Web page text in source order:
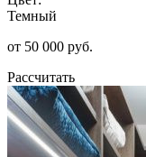
Темный
от 50 000 руб.
Рассчитать